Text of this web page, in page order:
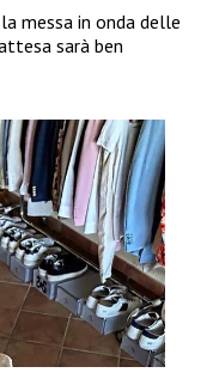
messa in onda delle
sarà ben